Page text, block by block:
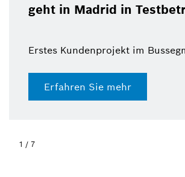
geht in Madrid in
Erstes Kundenprojekt im
Erfahren Sie mehr
1 / 7